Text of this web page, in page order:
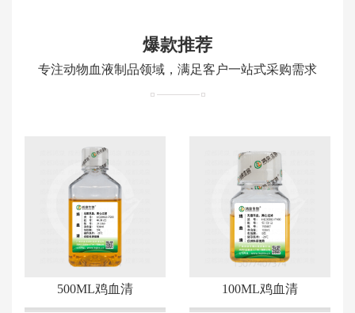
爆款推荐
专注动物血液制品领域，满足客户一站式采购需求
500ML鸡血清 100ML鸡血清